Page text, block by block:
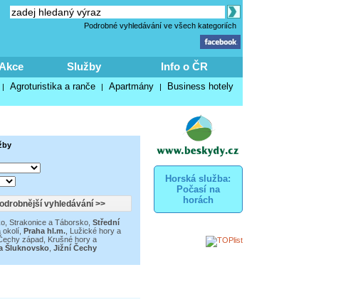
Podrobné vyhledávání ve všech kategoriích
Akce Služby Info o ČR
| Agroturistika a ranče | Apartmány | Business hotely
Horská služba:
Počasí na
horách
Strakonice a Táborsko, Střední
okolí, Praha hl.m., Lužické hory a
západ, Krušné hory a
Šluknovsko, Jižní Čechy